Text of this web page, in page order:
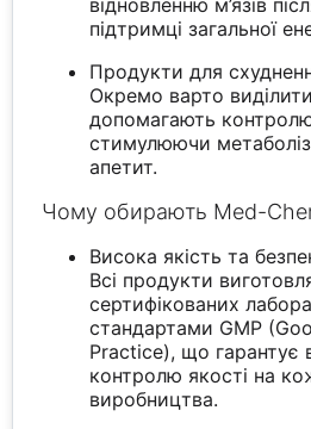
відновленню м’язів
підтримці загальної
Продукти для
Окремо варто
допомагають
стимулюючи
апетит.
Чому обирають Med-
Висока якість та
Всі продукти
сертифікованих
стандартами GMP
Practice), що гарантує
контролю якості на
виробництва.